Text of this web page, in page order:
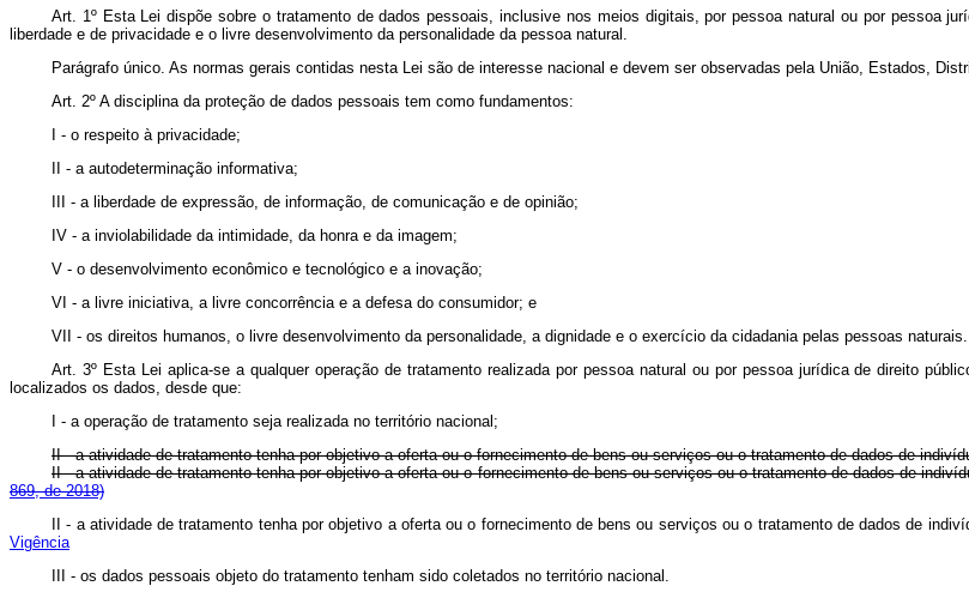
Art. 1º Esta Lei dispõe sobre o tratamento de dados pessoais, inclusive nos meios digitais, por pessoa natural ou por pessoa
liberdade e de privacidade e o livre desenvolvimento da personalidade da pessoa natural.
Parágrafo único. As normas gerais contidas nesta Lei são de interesse nacional e devem ser observadas pela União, Estados,
Art. 2º A disciplina da proteção de dados pessoais tem como fundamentos:
I - o respeito à privacidade;
II - a autodeterminação informativa;
III - a liberdade de expressão, de informação, de comunicação e de opinião;
IV - a inviolabilidade da intimidade, da honra e da imagem;
V - o desenvolvimento econômico e tecnológico e a inovação;
VI - a livre iniciativa, a livre concorrência e a defesa do consumidor; e
VII - os direitos humanos, o livre desenvolvimento da personalidade, a dignidade e o exercício da cidadania pelas pessoas naturais.
Art. 3º Esta Lei aplica-se a qualquer operação de tratamento realizada por pessoa natural ou por pessoa jurídica de direito
localizados os dados, desde que:
I - a operação de tratamento seja realizada no território nacional;
II - a atividade de tratamento tenha por objetivo a oferta ou o fornecimento de bens ou serviços ou o tratamento de dados de
II - a atividade de tratamento tenha por objetivo a oferta ou o fornecimento de bens ou serviços ou o tratamento de dados
869, de 2018)
II - a atividade de tratamento tenha por objetivo a oferta ou o fornecimento de bens ou serviços ou o tratamento de dados de
Vigência
III - os dados pessoais objeto do tratamento tenham sido coletados no território nacional.